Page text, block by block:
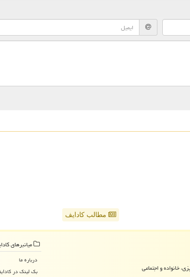
مطالب کادایف
خانواده و اجتماعی
میانبرهای
درباره ما
بک لینک در